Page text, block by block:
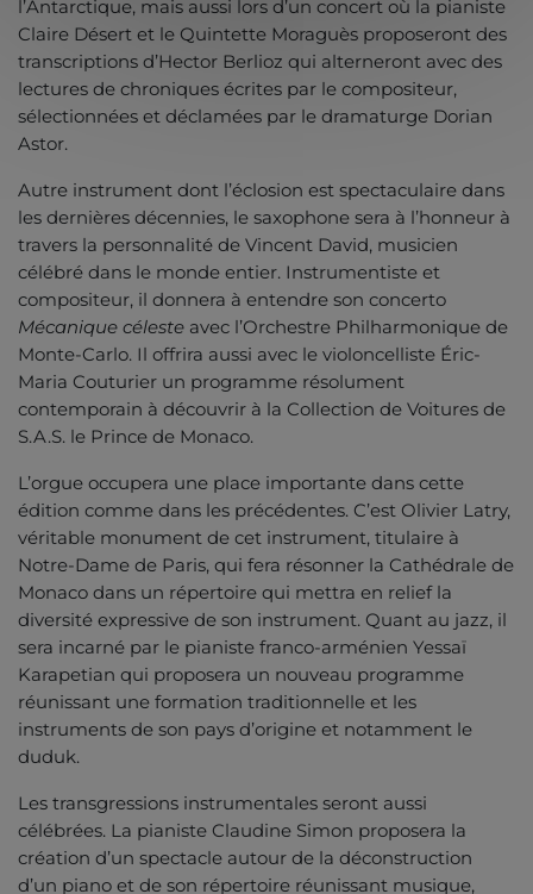
l’Antarctique, mais aussi lors d’un concert où la pianiste
Claire Désert et le Quintette Moraguès proposeront des
transcriptions d’Hector Berlioz qui alterneront avec des
lectures de chroniques écrites par le compositeur,
sélectionnées et déclamées par le dramaturge Dorian
Astor.
Autre instrument dont l’éclosion est spectaculaire dans
les dernières décennies, le saxophone sera à l’honneur à
travers la personnalité de Vincent David, musicien
célébré dans le monde entier. Instrumentiste et
compositeur, il donnera à entendre son concerto
Mécanique céleste avec l’Orchestre Philharmonique de
Monte-Carlo. Il offrira aussi avec le violoncelliste Éric-
Maria Couturier un programme résolument
contemporain à découvrir à la Collection de Voitures de
S.A.S. le Prince de Monaco.
L’orgue occupera une place importante dans cette
édition comme dans les précédentes. C’est Olivier Latry,
véritable monument de cet instrument, titulaire à
Notre-Dame de Paris, qui fera résonner la Cathédrale de
Monaco dans un répertoire qui mettra en relief la
diversité expressive de son instrument. Quant au jazz, il
sera incarné par le pianiste franco-arménien Yessaï
Karapetian qui proposera un nouveau programme
réunissant une formation traditionnelle et les
instruments de son pays d’origine et notamment le
duduk.
Les transgressions instrumentales seront aussi
célébrées. La pianiste Claudine Simon proposera la
création d’un spectacle autour de la déconstruction
d’un piano et de son répertoire réunissant musique,